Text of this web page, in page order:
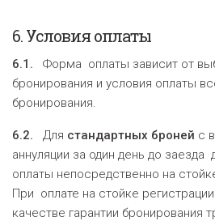
6.Условия оплаты
6.1. Форма оплаты зависит от
бронирования и условия оплаты
бронирования.
6.2. Для стандартных броней с
аннуляции за один день до заезда
оплаты непосредственно на
При оплате на стойке
качестве гарантии бронирования